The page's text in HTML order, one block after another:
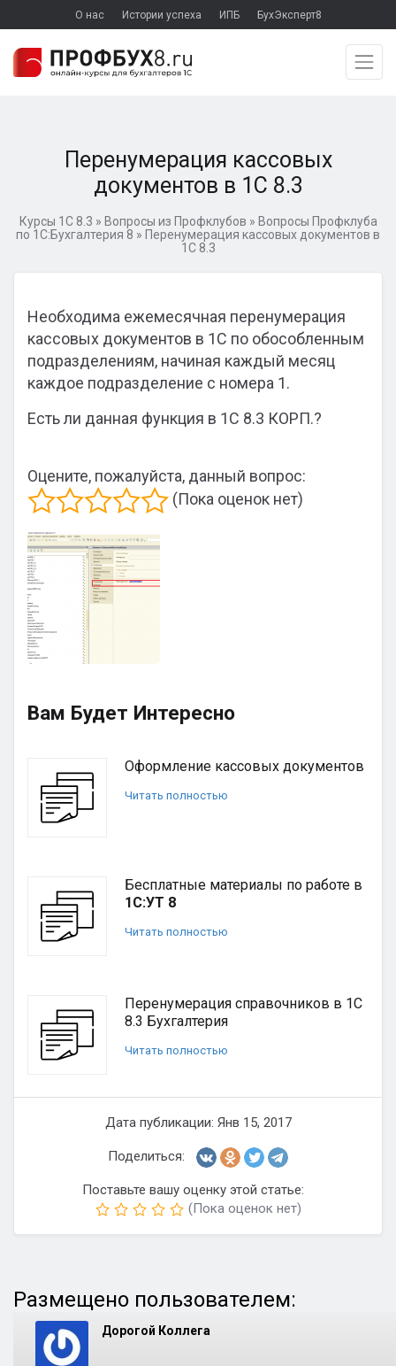
О нас Истории успеха ИПБ БухЭксперт8
Перенумерация кассовых
документов в 1С 8.3
Курсы 1С 8.3 » Вопросы из Профклубов » Вопросы Профклуба
по 1С:Бухгалтерия 8 » Перенумерация кассовых документов в
1С 8.3
Необходима ежемесячная перенумерация
кассовых документов в 1С по обособленным
подразделениям, начиная каждый месяц
каждое подразделение с номера 1.
Есть ли данная функция в 1С 8.3 КОРП.?
Оцените, пожалуйста, данный вопрос:
(Пока оценок нет)
Вам Будет Интересно
Оформление кассовых документов
Читать полностью
Бесплатные материалы по работе в
1С:УТ 8
Читать полностью
Перенумерация справочников в 1С
8.3 Бухгалтерия
Читать полностью
Дата публикации: Янв 15, 2017
Поделиться:
Поставьте вашу оценку этой статье:
(Пока оценок нет)
Размещено пользователем:
Дорогой Коллега